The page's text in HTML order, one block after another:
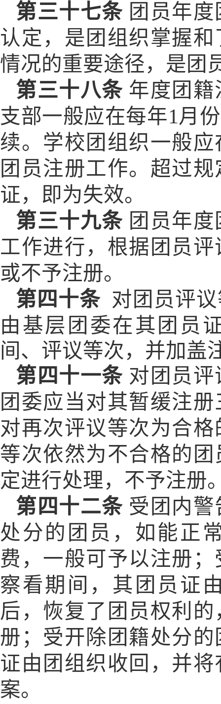
第三十七条 团员年
认定，是团组织掌握
情况的重要途径，是团
第三十八条 年度团
支部一般应在每年1月
续。学校团组织一般
团员注册工作。超过
证，即为失效。
第三十九条 团员年
工作进行，根据团员
或不予注册。
第四十条 对团员评
由基层团委在其团员
间、评议等次，并加盖
第四十一条 对团员
团委应当对其暂缓注
对再次评议等次为合
等次依然为不合格的
定进行处理，不予注册
第四十二条 受团内
处分的团员，如能正
费，一般可予以注册
察看期间，其团员证
后，恢复了团员权利
册；受开除团籍处分
证由团组织收回，并
案。